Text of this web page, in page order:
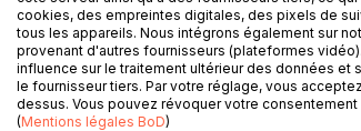
Ce livre a un frère jumeaux qui
des bons parents et ses 50
transmettre à nos enfants.
Si vous tombez sur ce livre,
cookies, des empreintes digitales, des pixels de
tous les appareils. Nous intégrons également sur
provenant d'autres fournisseurs (plateformes
influence sur le traitement ultérieur des données et
le fournisseur tiers. Par votre réglage, vous
dessus. Vous pouvez révoquer votre
(Mentions légales BoD)